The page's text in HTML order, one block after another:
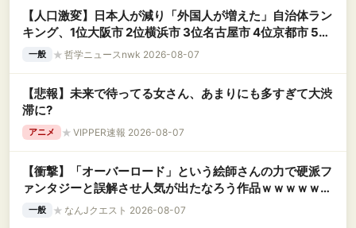
【人口激変】日本人が減り「外国人が増えた」自治体ラン
キング、1位大阪市 2位横浜市 3位名古屋市 4位京都市 5位
川口市 日本人の不安高まる
一般 ★ 哲学ニュースnwk 2026-08-07
【悲報】未来で待ってる女さん、あまりにも多すぎて大渋
滞に?
アニメ ★ VIPPER速報 2026-08-07
【衝撃】「オーバーロード」という絵師さんの力で硬派フ
ァンタジーと誤解させ人気が出たなろう作品ｗｗｗｗｗｗ
ｗｗｗｗ
一般 ★ なんJクエスト 2026-08-07